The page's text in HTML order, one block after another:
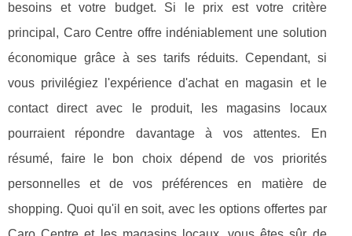
besoins et votre budget. Si le prix est votre critère
principal, Caro Centre offre indéniablement une solution
économique grâce à ses tarifs réduits. Cependant, si
vous privilégiez l'expérience d'achat en magasin et le
contact direct avec le produit, les magasins locaux
pourraient répondre davantage à vos attentes. En
résumé, faire le bon choix dépend de vos priorités
personnelles et de vos préférences en matière de
shopping. Quoi qu'il en soit, avec les options offertes par